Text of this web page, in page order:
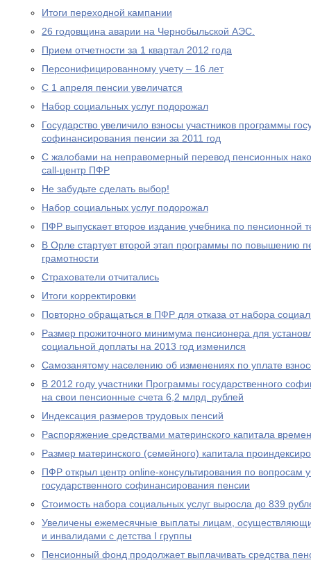
Итоги переходной кампании
26 годовщина аварии на Чернобыльской АЭС.
Прием отчетности за 1 квартал 2012 года
Персонифицированному учету – 16 лет
С 1 апреля пенсии увеличатся
Набор социальных услуг подорожал
Государство увеличило взносы участников программы
софинансирования пенсии за 2011 год
С жалобами на неправомерный перевод пенсионных
call-центр ПФР
Не забудьте сделать выбор!
Набор социальных услуг подорожал
ПФР выпускает второе издание учебника по пенсионной
В Орле стартует второй этап программы по повышению
грамотности
Страхователи отчитались
Итоги корректировки
Повторно обращаться в ПФР для отказа от набора
Размер прожиточного минимума пенсионера для
социальной доплаты на 2013 год изменился
Самозанятому населению об изменениях по уплате
В 2012 году участники Программы государственного
на свои пенсионные счета 6,2 млрд. рублей
Индексация размеров трудовых пенсий
Распоряжение средствами материнского капитала
Размер материнского (семейного) капитала
ПФР открыл центр online-консультирования по вопросам
государственного софинансирования пенсии
Стоимость набора социальных услуг выросла до 839
Увеличены ежемесячные выплаты лицам,
и инвалидами с детства I группы
Пенсионный фонд продолжает выплачивать средства